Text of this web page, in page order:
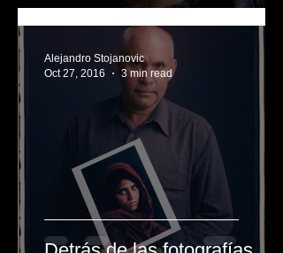
Detrás del Lente: Jason
Lanier
Alejandro Stojanovic
3 min read